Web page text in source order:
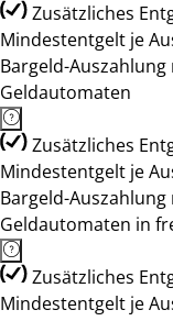
Zusätzliches
Mindestentgelt je
Bargeld-
Geldautomaten
Zusätzliches
Mindestentgelt je
Bargeld-
Geldautomaten in
Zusätzliches
Mindestentgelt je